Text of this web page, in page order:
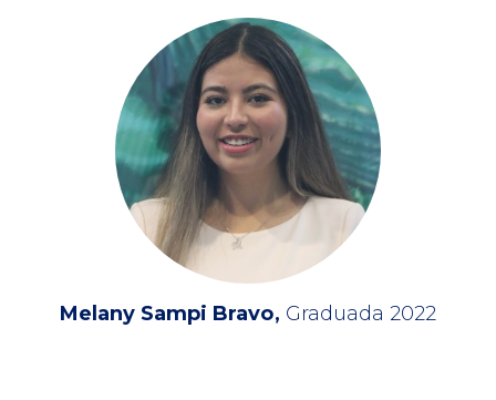
Melany Sampi Bravo Graduada 2022